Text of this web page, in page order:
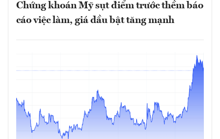
Chứng khoán Mỹ sụt điểm trước thềm báo
cáo việc làm, giá dầu bật tăng mạnh